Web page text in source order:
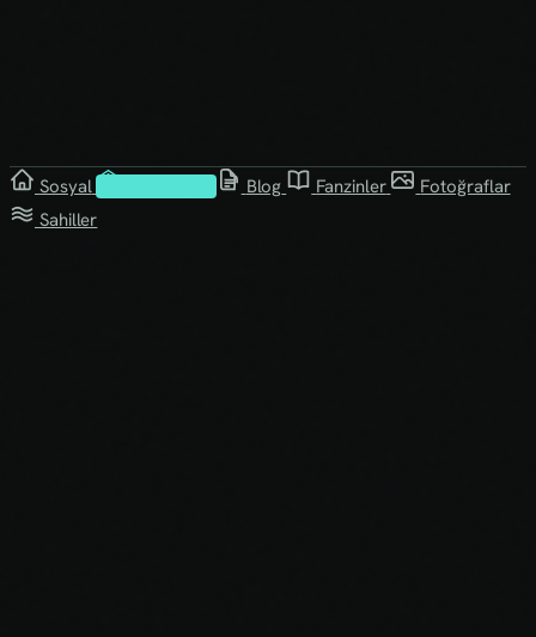
Sosyal Blog Fanzinler
Fotoğraflar
Sahiller